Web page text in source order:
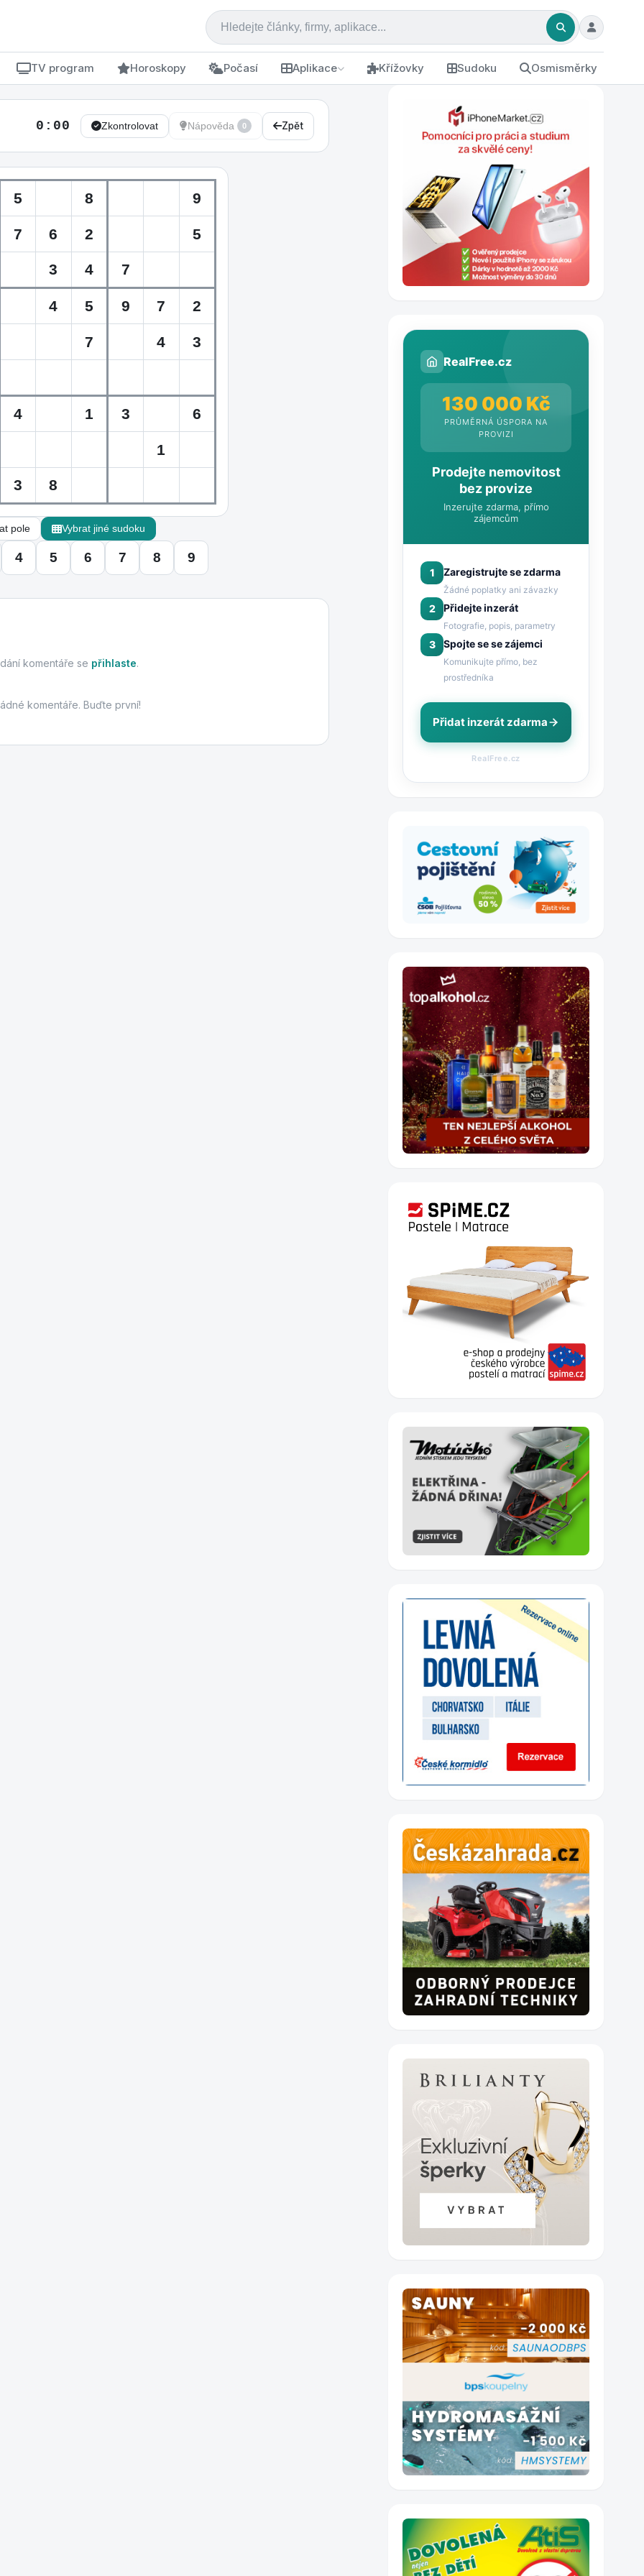
TV program Horoskopy Počasí Aplikace Křížovky Sudoku Osmisměrky
0:00 Zkontrolovat Nápověda 0 Zpět
pole Vybrat jiné sudoku
4 5 6 7 8 9
komentáře se přihlaste.
komentáře. Buďte první!
RealFree.cz
130 000 Kč
PRŮMĚRNÁ ÚSPORA NA
PROVIZI
Prodejte nemovitost
bez provize
Inzerujte zdarma, přímo
zájemcům
1 Zaregistrujte se zdarma
Žádné poplatky ani závazky
2 Přidejte inzerát
Fotografie, popis, parametry
3 Spojte se se zájemci
Komunikujte přímo, bez
prostředníka
Přidat inzerát zdarma
RealFree.cz